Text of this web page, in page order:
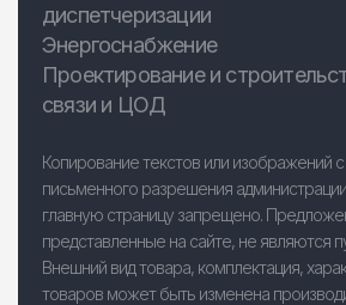
диспетчеризации
Энергоснабжение
Проектирование и
связи и ЦОД
Копирование текстов или изображений
письменного разрешения
главную страницу запрещено.
представленные на сайте, не являются
Внешний вид товара, комплектация,
товаров может быть изменена